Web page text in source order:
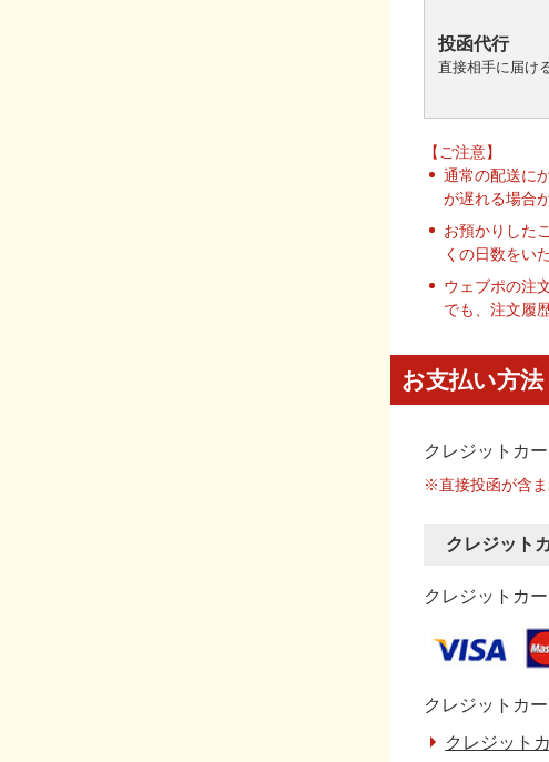
投函代行
直接相手に届け
【ご注意】
通常の配送に
が遅れる場合
お預かりした
くの日数をい
ウェブポの注
でも、注文履
お支払い方法
クレジットカ
※直接投函が含ま
クレジット
クレジットカ
クレジットカ
クレジット